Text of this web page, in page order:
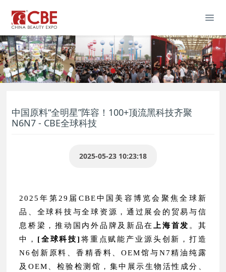
中国原料“全明星”阵容！100+顶流黑科技齐聚
N6N7 - CBE全球科技
2025-05-23 10:23:18
2025年第29届CBE中国美容博览会聚焦全球新
品、全球科技与全球资源，通过展会的贸易与信
息桥梁，推动国内外品牌及新品在
上海首发 。其
中， [全球科技] 将重点赋能产业源头创新，打造
N6创新原料、香精香料、OEM馆与N7精油纯露
及OEM、检验检测馆，集中展示生物活性成分、